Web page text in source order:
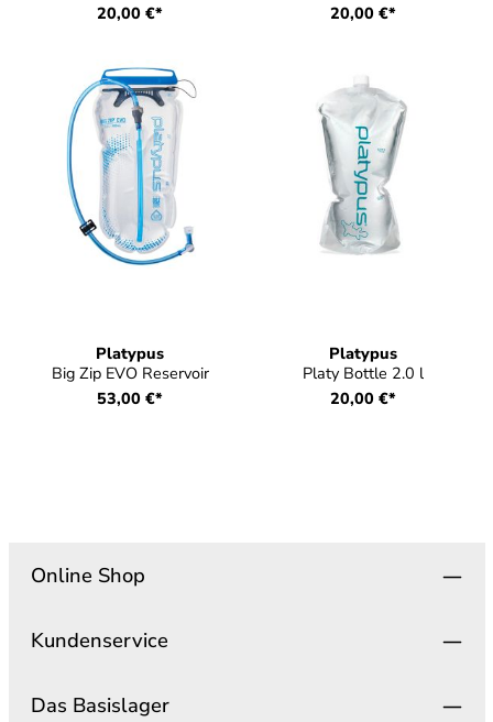
20,00 €*
20,00 €*
Platypus
Big Zip EVO Reservoir
53,00 €*
Platypus
Platy Bottle 2.0 l
20,00 €*
Online Shop
Kundenservice
Das Basislager